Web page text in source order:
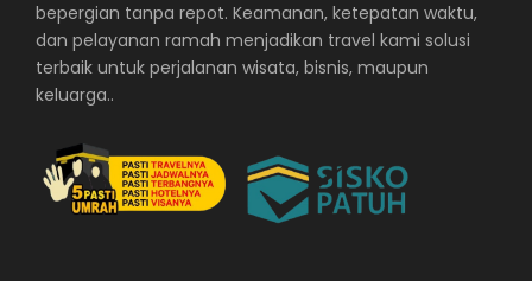
bepergian tanpa repot. Keamanan, ketepatan waktu,
dan pelayanan ramah menjadikan travel kami solusi
terbaik untuk perjalanan wisata, bisnis, maupun
keluarga..